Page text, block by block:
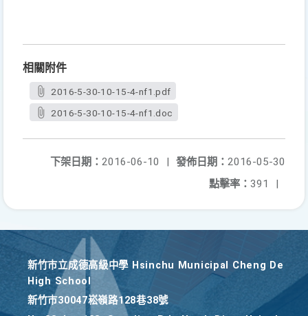
相關附件
2016-5-30-10-15-4-nf1.pdf
2016-5-30-10-15-4-nf1.doc
發佈日期： 2016-05-30
下架日期： 2016-06-10
|
點擊率： 391 |
新竹巿立成德高級中學 Hsinchu Municipal Cheng De
High School
新竹巿30047崧嶺路128巷38號